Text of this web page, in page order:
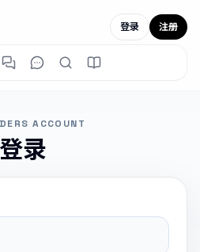
登录 注册
ACCOUNT
登录